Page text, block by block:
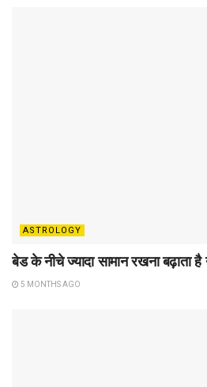
ASTROLOGY
बेड के नीचे ज्यादा सामान रखना बढ़ाता है
5 MONTHS AGO